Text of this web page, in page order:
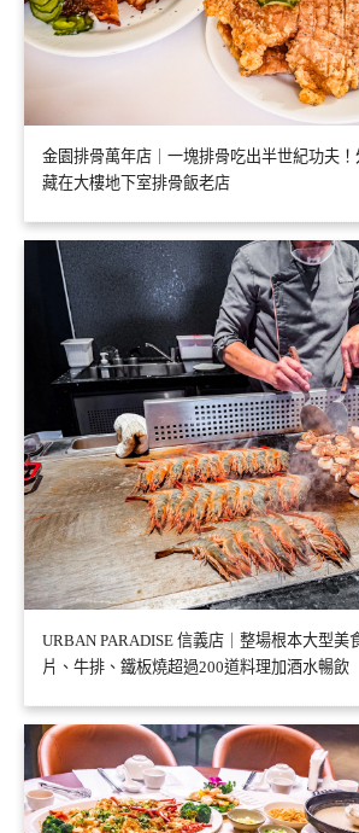
金園排骨萬年店｜一塊排骨吃出半世紀功夫！
藏在大樓地下室排骨飯老店
URBAN PARADISE 信義店｜整場根本大型美
片、牛排、鐵板燒超過200道料理加酒水暢飲